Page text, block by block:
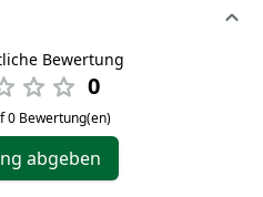
Bewertung
0
0 Bewertung(en)
abgeben